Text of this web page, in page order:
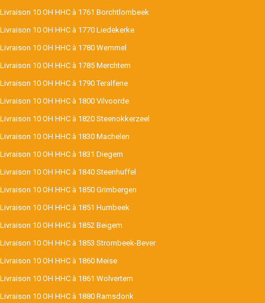
Livraison 10 OH HHC à 1761 Borchtlombeek
Livraison 10 OH HHC à 1770 Liedekerke
Livraison 10 OH HHC à 1780 Wemmel
Livraison 10 OH HHC à 1785 Merchtem
Livraison 10 OH HHC à 1790 Teralfene
Livraison 10 OH HHC à 1800 Vilvoorde
Livraison 10 OH HHC à 1820 Steenokkerzeel
Livraison 10 OH HHC à 1830 Machelen
Livraison 10 OH HHC à 1831 Diegem
Livraison 10 OH HHC à 1840 Steenhuffel
Livraison 10 OH HHC à 1850 Grimbergen
Livraison 10 OH HHC à 1851 Humbeek
Livraison 10 OH HHC à 1852 Beigem
Livraison 10 OH HHC à 1853 Strombeek-Bever
Livraison 10 OH HHC à 1860 Meise
Livraison 10 OH HHC à 1861 Wolvertem
Livraison 10 OH HHC à 1880 Ramsdonk